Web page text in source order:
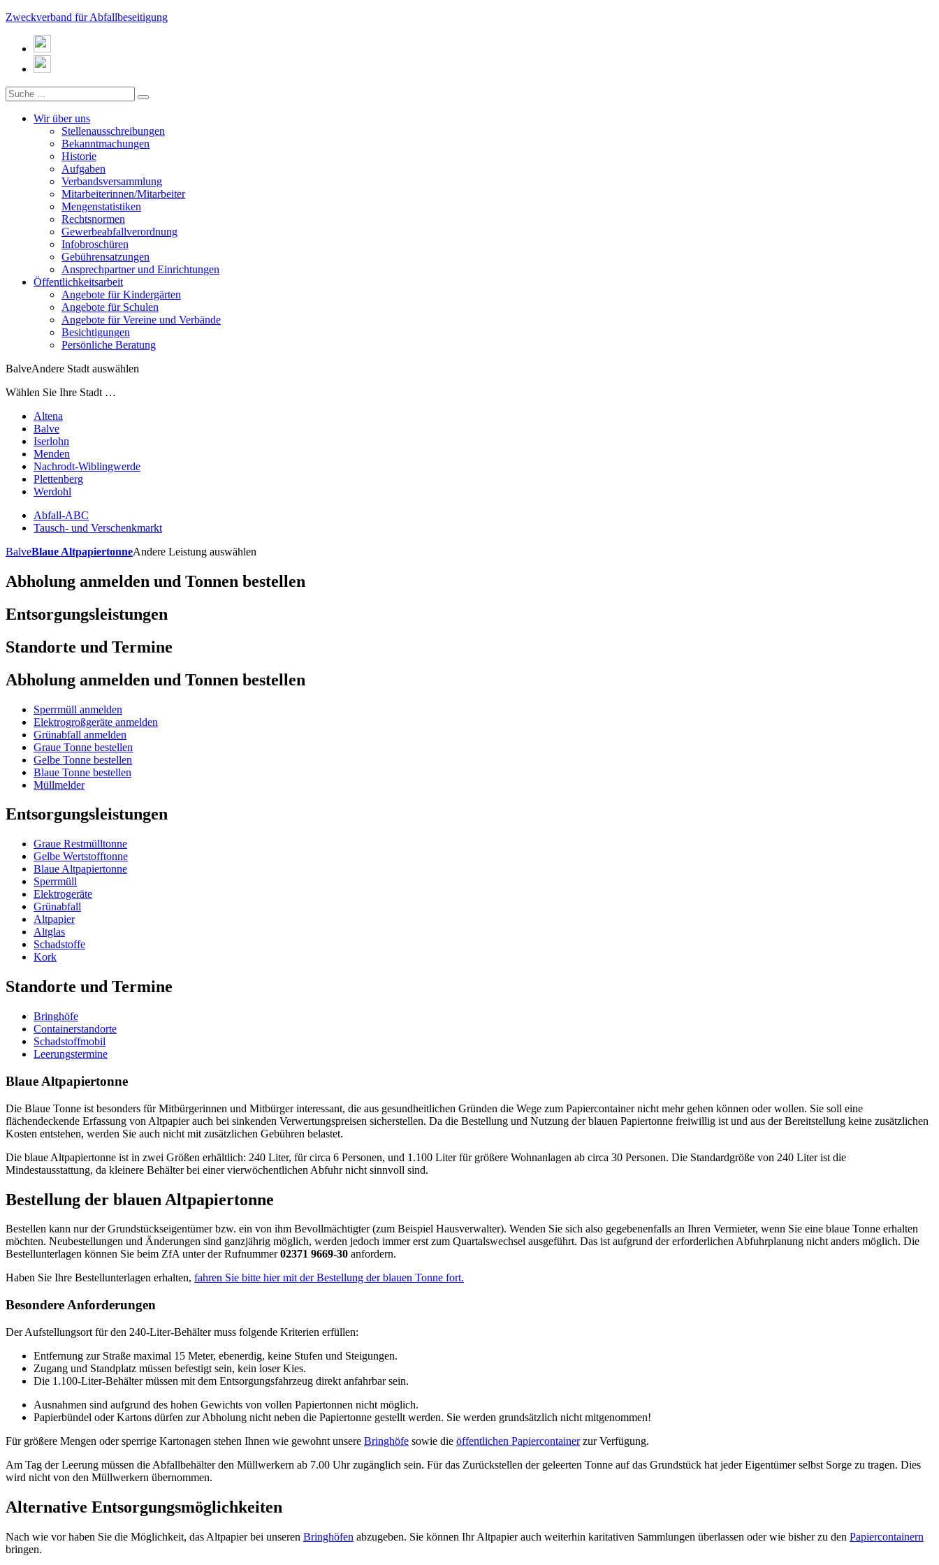
Zweckverband für Abfallbeseitigung
Wir über uns
Stellenausschreibungen
Bekanntmachungen
Historie
Aufgaben
Verbandsversammlung
Mitarbeiterinnen/Mitarbeiter
Mengenstatistiken
Rechtsnormen
Gewerbeabfallverordnung
Infobroschüren
Gebührensatzungen
Ansprechpartner und Einrichtungen
Öffentlichkeitsarbeit
Angebote für Kindergärten
Angebote für Schulen
Angebote für Vereine und Verbände
Besichtigungen
Persönliche Beratung
BalveAndere Stadt auswählen
Wählen Sie Ihre Stadt …
Altena
Balve
Iserlohn
Menden
Nachrodt-Wiblingwerde
Plettenberg
Werdohl
Abfall-ABC
Tausch- und Verschenkmarkt
BalveBlaue AltpapiertonneAndere Leistung auswählen
Abholung anmelden und Tonnen bestellen
Entsorgungsleistungen
Standorte und Termine
Abholung anmelden und Tonnen bestellen
Sperrmüll anmelden
Elektrogroßgeräte anmelden
Grünabfall anmelden
Graue Tonne bestellen
Gelbe Tonne bestellen
Blaue Tonne bestellen
Müllmelder
Entsorgungsleistungen
Graue Restmülltonne
Gelbe Wertstofftonne
Blaue Altpapiertonne
Sperrmüll
Elektrogeräte
Grünabfall
Altpapier
Altglas
Schadstoffe
Kork
Standorte und Termine
Bringhöfe
Containerstandorte
Schadstoffmobil
Leerungstermine
Blaue Altpapiertonne
Die Blaue Tonne ist besonders für Mitbürgerinnen und Mitbürger interessant, die aus gesundheitlichen Gründen die Wege zum Papiercontainer nicht mehr gehen können oder wollen. Sie soll eine
flächendeckende Erfassung von Altpapier auch bei sinkenden Verwertungspreisen sicherstellen. Da die Bestellung und Nutzung der blauen Papiertonne freiwillig ist und aus der Bereitstellung keine zusätzlichen
Kosten entstehen, werden Sie auch nicht mit zusätzlichen Gebühren belastet.
Die blaue Altpapiertonne ist in zwei Größen erhältlich: 240 Liter, für circa 6 Personen, und 1.100 Liter für größere Wohnanlagen ab circa 30 Personen. Die Standardgröße von 240 Liter ist die
Mindestausstattung, da kleinere Behälter bei einer vierwöchentlichen Abfuhr nicht sinnvoll sind.
Bestellung der blauen Altpapiertonne
Bestellen kann nur der Grundstückseigentümer bzw. ein von ihm Bevollmächtigter (zum Beispiel Hausverwalter). Wenden Sie sich also gegebenenfalls an Ihren Vermieter, wenn Sie eine blaue Tonne erhalten
möchten. Neubestellungen und Änderungen sind ganzjährig möglich, werden jedoch immer erst zum Quartalswechsel ausgeführt. Das ist aufgrund der erforderlichen Abfuhrplanung nicht anders möglich. Die
Bestellunterlagen können Sie beim ZfA unter der Rufnummer02371 9669-30 anfordern.
Haben Sie Ihre Bestellunterlagen erhalten, fahren Sie bitte hier mit der Bestellung der blauen Tonne fort.
Besondere Anforderungen
Der Aufstellungsort für den 240-Liter-Behälter muss folgende Kriterien erfüllen:
Entfernung zur Straße maximal 15 Meter, ebenerdig, keine Stufen und Steigungen.
Zugang und Standplatz müssen befestigt sein, kein loser Kies.
Die 1.100-Liter-Behälter müssen mit dem Entsorgungsfahrzeug direkt anfahrbar sein.
Ausnahmen sind aufgrund des hohen Gewichts von vollen Papiertonnen nicht möglich.
Papierbündel oder Kartons dürfen zur Abholung nicht neben die Papiertonne gestellt werden. Sie werden grundsätzlich nicht mitgenommen!
Für größere Mengen oder sperrige Kartonagen stehen Ihnen wie gewohnt unsere Bringhöfe sowie die öffentlichen Papiercontainerzur Verfügung.
Am Tag der Leerung müssen die Abfallbehälter den Müllwerkern ab 7.00 Uhr zugänglich sein. Für das Zurückstellen der geleerten Tonne auf das Grundstück hat jeder Eigentümer selbst Sorge zu tragen. Dies
wird nicht von den Müllwerkern übernommen.
Alternative Entsorgungsmöglichkeiten
Nach wie vor haben Sie die Möglichkeit, das Altpapier bei unseren Bringhöfen abzugeben. Sie können Ihr Altpapier auch weiterhin karitativen Sammlungen überlassen oder wie bisher zu den Papiercontainern
bringen.